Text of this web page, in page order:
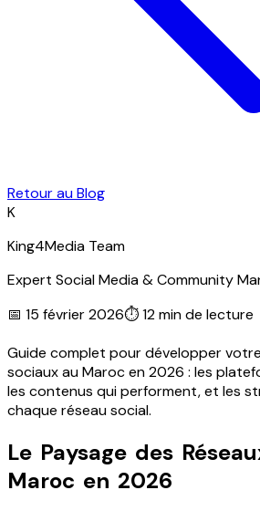
Retour au Blog
K
King4Media Team
Expert Social Media & Community
📅 15 février 2026⏱12 min de lecture
Guide complet pour développer
sociaux au Maroc en 2026 : les
les contenus qui performent, et les
chaque réseau social.
Le Paysage des
Maroc en 2026